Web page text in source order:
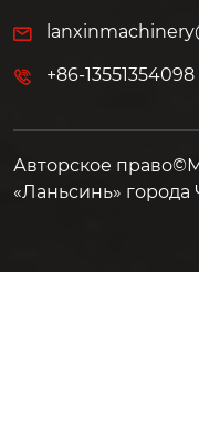
+86-13551354098
Авторское
«Ланьсинь»